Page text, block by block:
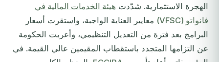
الهجرة الاستثمارية. شدّدت هيئة الخدمات المالية في
فانواتو (VFSC)
معايير العناية الواجبة، واستقرت أسعار
البرامج بعد فترة من التعديل التنظيمي، وأعربت الحكومة
عن التزامها المتجدد باستقطاب المقيمين عالي القيمة. في